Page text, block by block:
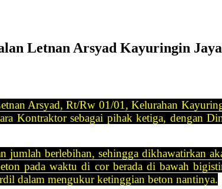
Letnan Arsyad Kayuringin
Arsyad, Rt/Rw 01/01, Kelurahan
Kontraktor sebagai pihak ketiga, dengan
jumlah berlebihan, sehingga dikhawatirkan
pada waktu di cor berada di bawah
dalam mengukur ketinggian beton nantinya.